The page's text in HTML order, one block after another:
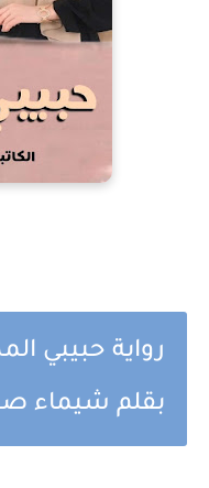
رواية حبيبي
بقلم شيماء